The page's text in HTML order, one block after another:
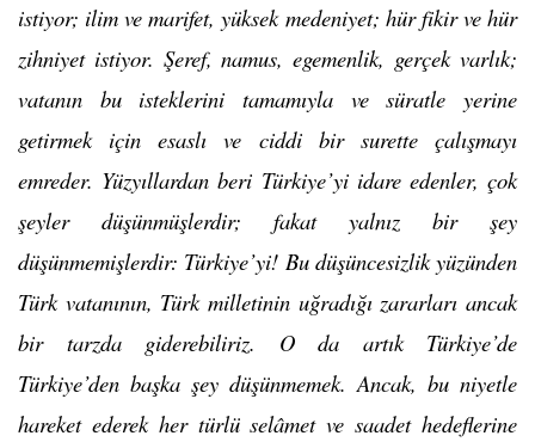
istiyor; ilim ve marifet, yüksek medeniyet; hür fikir ve hür
zihniyet istiyor. Şeref, namus, egemenlik, gerçek varlık;
vatanın bu isteklerini tamamıyla ve süratle yerine
getirmek için esaslı ve ciddi bir surette çalışmayı
emreder. Yüzyıllardan beri Türkiye’yi idare edenler, çok
şeyler düşünmüşlerdir; fakat yalnız bir şey
düşünmemişlerdir: Türkiye’yi! Bu düşüncesizlik yüzünden
Türk vatanının, Türk milletinin uğradığı zararları ancak
bir tarzda giderebiliriz. O da artık Türkiye’de
Türkiye’den başka şey düşünmemek. Ancak, bu niyetle
hareket ederek her türlü selâmet ve saadet hedeflerine